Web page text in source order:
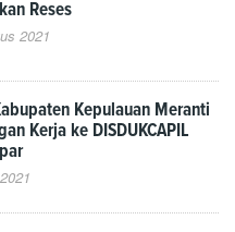
Reses
2021
Kepulauan Meranti
Kerja ke DISDUKCAPIL